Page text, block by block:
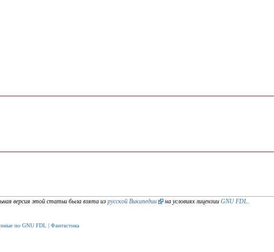
версия этой статьи была взята из русской Википедии на условиях лицензии GNU FDL.
по GNU FDL Фантастика